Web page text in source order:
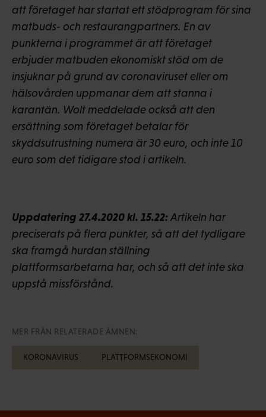
att företaget har startat ett stödprogram för sina
matbuds- och restaurangpartners. En av
punkterna i programmet är att företaget
erbjuder matbuden ekonomiskt stöd om de
insjuknar på grund av coronaviruset eller om
hälsovården uppmanar dem att stanna i
karantän. Wolt meddelade också att den
ersättning som företaget betalar för
skyddsutrustning numera är 30 euro, och inte 10
euro som det tidigare stod i artikeln.
Uppdatering 27.4.2020 kl. 15.22:Artikeln har
preciserats på flera punkter, så att det tydligare
ska framgå hurdan ställning
plattformsarbetarna har, och så att det inte ska
uppstå missförstånd.
MER FRÅN RELATERADE ÄMNEN:
KORONAVIRUS PLATTFORMSEKONOMI